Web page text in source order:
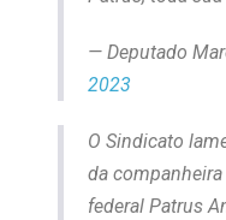
— Deputado
2023
O Sindicato
da
federal Patrus